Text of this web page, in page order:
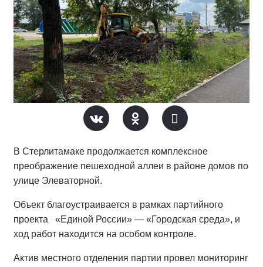
В Стерлитамаке продолжается комплексное
преображение пешеходной аллеи в районе домов по
улице Элеваторной.
Объект благоустраивается в рамках партийного
проекта «Единой России» — «Городская среда», и
ход работ находится на особом контроле.
Актив местного отделения партии провел мониторинг